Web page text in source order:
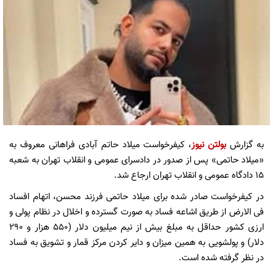
به گزارشبولتن نیوز، کیفرخواست میلاد حاتم آبادی فراهانی معروف به
«میلاد حاتمی» پس از صدور در دادسرای عمومی و انقلاب تهران به شعبه
۱۵ دادگاه عمومی و انقلاب تهران ارجاع شد.
در کیفرخواست صادر شده برای میلاد حاتمی فرزند محسن، اتهام افساد
فی الارض از طریق اشاعه فساد به صورت گسترده و اخلال در نظام پولی و
ارزی کشور حداقل به مبلغ بیش از نیم میلیون دلار (۵۵۰ هزار و ۲۹۰
دلار) و پولشویی به همین میزان و دایر کردن مرکز قمار و تشویق به فساد
در نظر گرفته شده است.